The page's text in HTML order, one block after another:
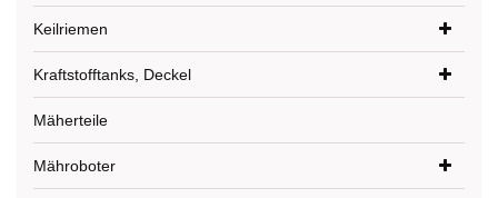
Keilriemen
Kraftstofftanks, Deckel
Mäherteile
Mähroboter